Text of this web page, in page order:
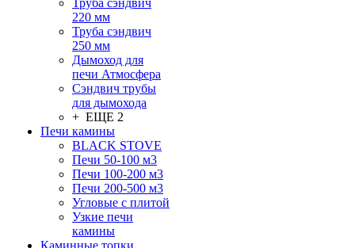
Труба сэндвич
220 мм
Труба сэндвич
250 мм
Дымоход для
печи Атмосфера
Сэндвич трубы
для дымохода
+ ЕЩЕ 2
Печи камины
BLACK STOVE
Печи 50-100 м3
Печи 100-200 м3
Печи 200-500 м3
Угловые с плитой
Узкие печи
камины
Каминные топки